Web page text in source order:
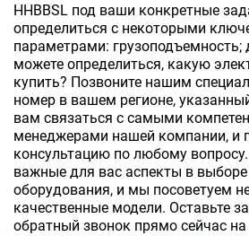
HHBBSL под ваши конкретные
определиться с некоторыми
параметрами: грузоподъемность;
можете определиться, какую
купить? Позвоните нашим
номер в вашем регионе,
вам связаться с самыми
менеджерами нашей компании, и
консультацию по любому
важные для вас аспекты в
оборудования, и мы посоветуем
качественные модели. Оставьте
обратный звонок прямо сейчас